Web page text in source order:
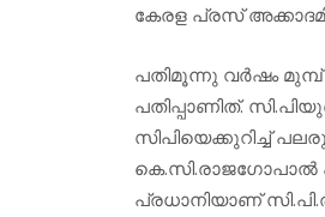
കേരള പ്രസ്
പതിമൂന്നു വര്‍ഷം മുമ്പ്
പതിപ്പാണിത്.
സിപിയെക്കുറിച്ച്
കെ.സി.രാജഗോപാല്‍
പ്രധാനിയാണ്